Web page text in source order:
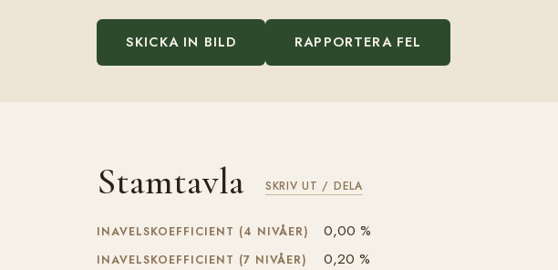
SKICKA IN BILD RAPPORTERA FEL
Stamtavla SKRIV UT / DELA
INAVELSKOEFFICIENT (4 NIVÅER) 0,00 %
INAVELSKOEFFICIENT (7 NIVÅER) 0,20 %